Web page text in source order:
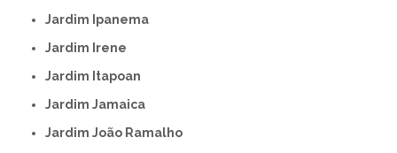
Jardim Ipanema
Jardim Irene
Jardim Itapoan
Jardim Jamaica
Jardim João Ramalho